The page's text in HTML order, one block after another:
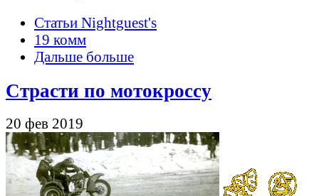
Статьи Nightguest's
19 комм
Дальше больше
Страсти по мотокроссу
20 фев 2019